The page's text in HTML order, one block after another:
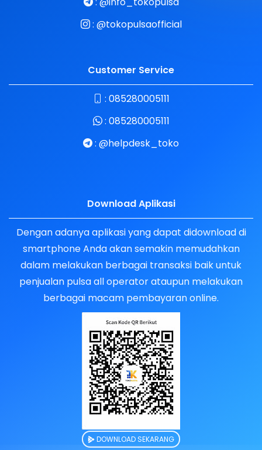
: @tokopulsaofficial
Customer Service
: 085280005111
: 085280005111
: @helpdesk_toko
Download Aplikasi
Dengan adanya aplikasi yang dapat didownload di
smartphone Anda akan semakin memudahkan
dalam melakukan berbagai transaksi baik untuk
penjualan pulsa all operator ataupun melakukan
berbagai macam pembayaran online.
DOWNLOAD SEKARANG